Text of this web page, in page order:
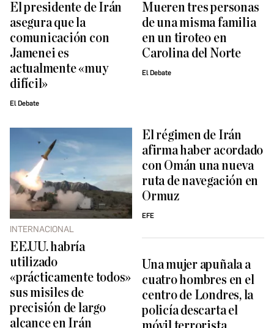
El presidente de Irán
asegura que la
comunicación con
Jamenei es
actualmente «muy
difícil»
El Debate
Mueren tres personas
de una misma familia
en un tiroteo en
Carolina del Norte
El Debate
INTERNACIONAL
EE.UU. habría
utilizado
«prácticamente todos»
sus misiles de
precisión de largo
alcance en Irán
El régimen de Irán
afirma haber acordado
con Omán una nueva
ruta de navegación en
Ormuz
EFE
Una mujer apuñala a
cuatro hombres en el
centro de Londres, la
policía descarta el